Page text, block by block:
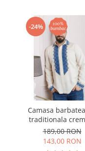
-24%
Camasa
traditionala
motiv geometric
Petru 05
189,00 RON
143,00 RON